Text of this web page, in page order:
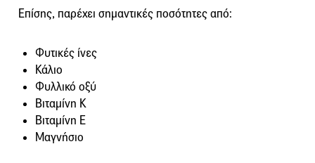
Επίσης, παρέχει σημαντικές ποσότητες από:
Φυτικές ίνες
Κάλιο
Φυλλικό οξύ
Βιταμίνη Κ
Βιταμίνη Ε
Μαγνήσιο